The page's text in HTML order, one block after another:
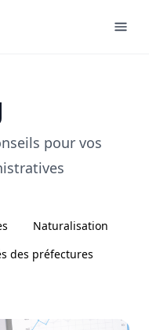
pour vos
Naturalisation
des préfectures